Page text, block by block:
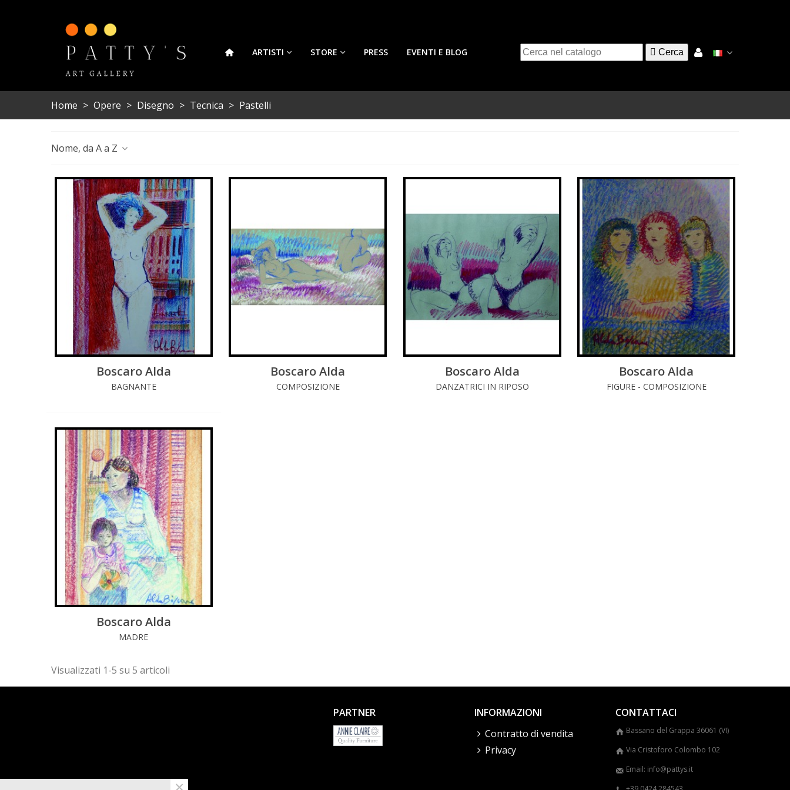
ARTISTI STORE PRESS EVENTI E BLOG  Cerca
Home > Opere > Disegno > Tecnica > Pastelli
Nome, da A a Z
LEGGI DI PIÚ
Boscaro Alda
BAGNANTE
LEGGI DI PIÚ
Boscaro Alda
COMPOSIZIONE
LEGGI DI PIÚ
Boscaro Alda
DANZATRICI IN RIPOSO
LEGGI DI PIÚ
Boscaro Alda
FIGURE - COMPOSIZIONE
LEGGI DI PIÚ
Boscaro Alda
MADRE
Visualizzati 1-5 su 5 articoli
PARTNER
INFORMAZIONI
Contratto di vendita
Privacy
CONTATTACI
Bassano del Grappa 36061 (VI)
Via Cristoforo Colombo 102
Email: info@pattys.it